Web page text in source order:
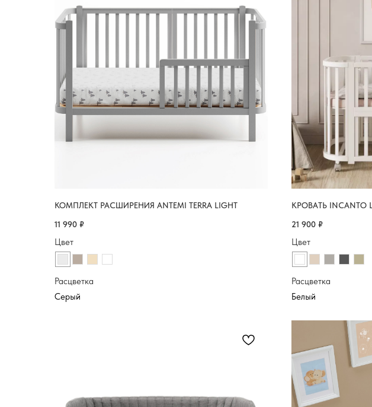
КОМПЛЕКТ РАСШИРЕНИЯ ANTEMI TERRA LIGHT
11 990 ₽
Цвет
Расцветка
КРОВАТЬ INCANTO
21 900 ₽
Цвет
Расцветка